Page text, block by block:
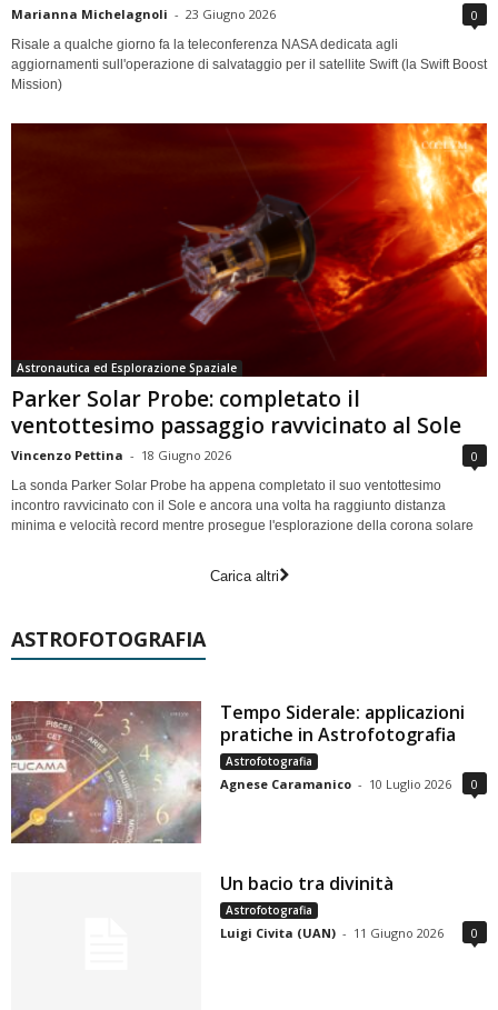
Marianna Michelagnoli - 23 Giugno 2026 0
Risale a qualche giorno fa la teleconferenza NASA dedicata agli
aggiornamenti sull'operazione di salvataggio per il satellite Swift (la Swift Boost
Mission)
Astronautica ed Esplorazione Spaziale
Parker Solar Probe: completato il
ventottesimo passaggio ravvicinato al Sole
Vincenzo Pettina - 18 Giugno 2026 0
La sonda Parker Solar Probe ha appena completato il suo ventottesimo
incontro ravvicinato con il Sole e ancora una volta ha raggiunto distanza
minima e velocità record mentre prosegue l'esplorazione della corona solare
Carica altri
ASTROFOTOGRAFIA
Tempo Siderale: applicazioni
pratiche in Astrofotografia
Astrofotografia
Agnese Caramanico - 10 Luglio 2026 0
Un bacio tra divinità
Astrofotografia
Luigi Civita (UAN) - 11 Giugno 2026 0